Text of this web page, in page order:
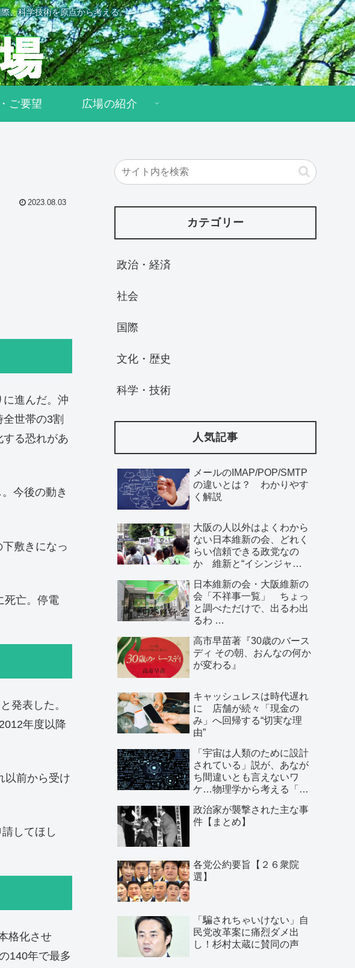
、科学技術を原点から考える。
ご要望 広場の紹介
2023.08.03
進んだ。沖
世帯の3割
る恐れがあ
今後の動き
敷きになっ
死亡。停電
発表した。
年度以降
以前から受け
してほし
格化させ
140年で最多
カテゴリー
政治・経済
社会
国際
文化・歴史
科学・技術
人気記事
メールのIMAP/POP/SMTP
の違いとは？ わかりやす
く解説
大阪の人以外はよくわから
ない日本維新の会、どれく
らい信頼できる政党なの
か 維新と“イシンジャ
る、大阪で起きていること
日本維新の会・大阪維新の
会「不祥事一覧」 ちょっ
と調べただけで、出るわ出
るわ …
高市早苗著『30歳のバース
ディ その朝、おんなの何か
が変わる』
キャッシュレスは時代遅れ
に 店舗が続々「現金の
み」へ回帰する“切実な理
由”
「宇宙は人類のために設計
されている」説が、あなが
ち間違いとも言えないワ
ケ…物理学から考える「こ
政治家が襲撃された主な事
件【まとめ】
各党公約要旨【２６衆院
選】
「騙されちゃいけない」自
民党改革案に痛烈ダメ出
し！杉村太蔵に賛同の声